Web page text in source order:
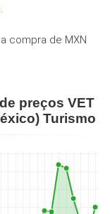
.
compra de MXN
preços VET
Turismo